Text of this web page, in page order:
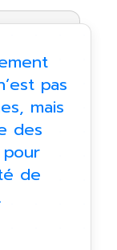
pas
mais
des
de